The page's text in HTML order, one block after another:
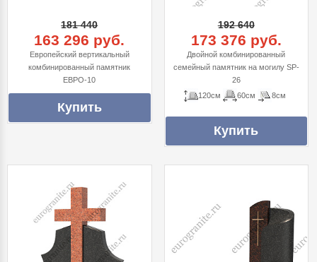
181 440
163 296 руб.
Европейский вертикальный
комбинированный памятник
ЕВРО-10
192 640
173 376 руб.
Двойной комбинированный
семейный памятник на могилу SP-
26
120см
60см 8см